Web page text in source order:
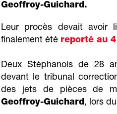
Geoffroy-Guichard.
Leur procès devait avoir
finalement été reporté au
Deux Stéphanois de 28
devant le tribunal
des jets de pièces de
Geoffroy-Guichard, lors